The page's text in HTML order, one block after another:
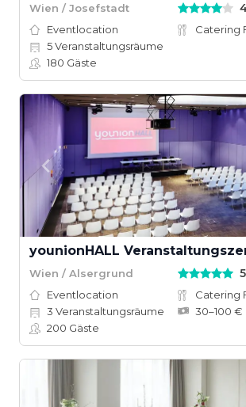
Wien / Josefstadt
Eventlocation
Catering
5Veranstaltungsräume
180 Gäste
younionHALL
Wien / Alsergrund
Eventlocation
Catering
3 Veranstaltungsräume
30–100 €
200 Gäste